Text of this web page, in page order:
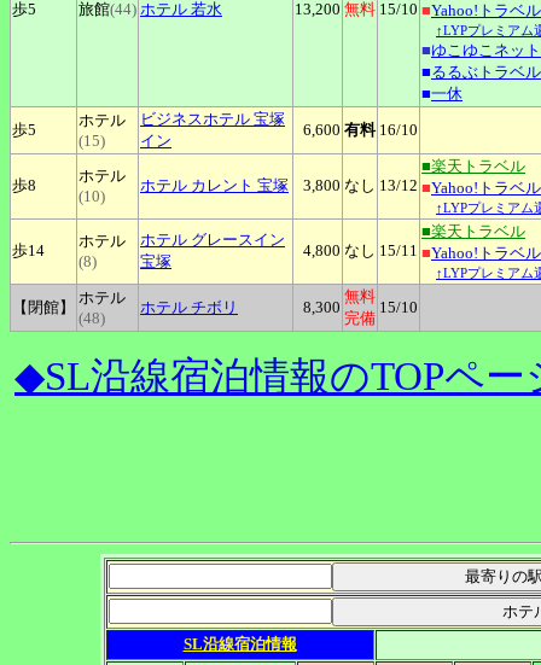
歩5 旅館(44) ホテル 若水 13,200 無料 15/10 ■Yahoo!トラベル
↑LYPプレミアム
■ゆこゆこネット
■るるぶトラベル
■一休
歩5
ホテル
(15)
ビジネスホテル 宝塚
イン
6,600 有料 16/10
歩8
ホテル
(10)
ホテル カレント 宝塚 3,800 なし 13/12
■楽天トラベル
■Yahoo!トラベル
↑LYPプレミアム
歩14
ホテル
(8)
ホテル グレースイン
宝塚
4,800 なし 15/11
■楽天トラベル
■Yahoo!トラベル
↑LYPプレミアム
【閉館】
ホテル
(48)
ホテル チボリ 8,300
無料
完備
15/10
◆SL沿線宿泊情報のTOPペー
SL沿線宿泊情報